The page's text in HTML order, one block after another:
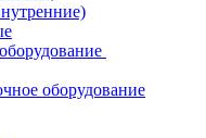
оборудование